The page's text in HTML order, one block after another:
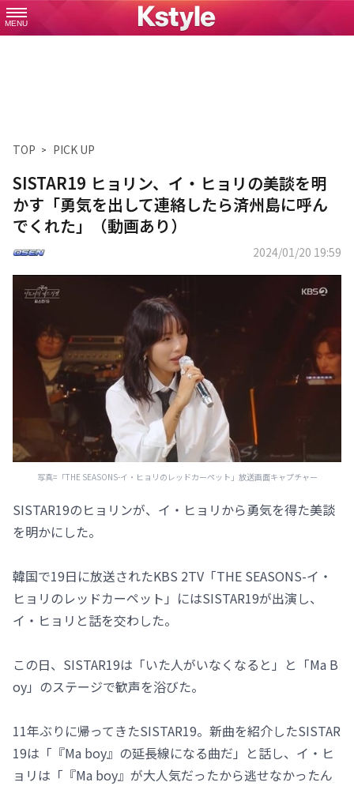
MENU
TOP PICK UP
SISTAR19 ヒョリン、イ・ヒョリの美談を明
かす「勇気を出して連絡したら済州島に呼ん
でくれた」（動画あり）
2024/01/20 19:59
写真=「THE SEASONS-イ・ヒョリのレッドカーペット」放送画面キャプチャー
SISTAR19のヒョリンが、イ・ヒョリから勇気を得た美談
を明かにした。
韓国で19日に放送されたKBS 2TV「THE SEASONS-イ・
ヒョリのレッドカーペット」にはSISTAR19が出演し、
イ・ヒョリと話を交わした。
この日、SISTAR19は「いた人がいなくなると」と「Ma B
oy」のステージで歓声を浴びた。
11年ぶりに帰ってきたSISTAR19。新曲を紹介したSISTAR
19は「『Ma boy』の延長線になる曲だ」と話し、イ・ヒ
ョリは「『Ma boy』が大人気だったから逃せなかったん